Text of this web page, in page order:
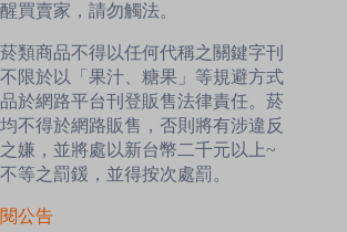
買賣家，請勿觸法。
類商品不得以任何代稱之關鍵字刊
限於以「果汁、糖果」等規避方式
品於網路平台刊登販售法律責任。菸
不得於網路販售，否則將有涉違反
嫌，並將處以新台幣二千元以上~
等之罰鍰，並得按次處罰。
公告